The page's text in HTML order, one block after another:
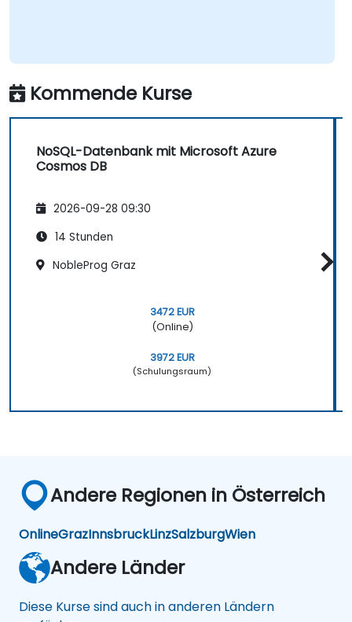
Kommende Kurse
NoSQL-Datenbank mit Microsoft Azure
Cosmos DB
2026-09-28 09:30
14 Stunden
NobleProg Graz
3472 EUR
(Online)
3972 EUR
(Schulungsraum)
Andere Regionen in Österreich
OnlineGrazInnsbruckLinzSalzburgWien
Andere Länder
Diese Kurse sind auch in anderen Ländern